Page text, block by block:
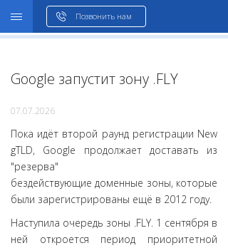
Позвонить нам
Google запустит зону .FLY
07.07.2026
Пока идёт второй раунд регистрации New
gTLD, Google продолжает доставать из
"резерва"
бездействующие доменные зоны, которые
были зарегистрированы ещё в 2012 году.
Наступила очередь зоны .FLY. 1 сентября в
ней откроется период приоритетной